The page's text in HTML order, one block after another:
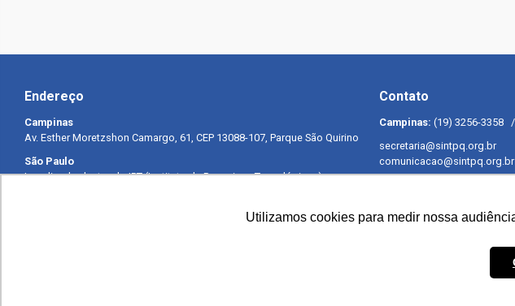
Utilizamos cookies para medir nossa
Endereço
Campinas
Av. Esther Moretzshon Camargo, 61, CEP 13088-107, Parque São Quirino
São Paulo
Localizado dentro do IPT (Instituto de Pesquisas Tecnológicas) –
Contato
Campinas: (19) 3256-3358
secretaria@sintpq.org.br
comunicacao@sintpq.org.br